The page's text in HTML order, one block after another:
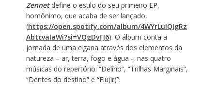
Zennet define o estilo do seu primeiro EP,
homônimo, que acaba de ser lançado,
(https://open.spotify.com/album/4WYrLuIQIgRz
AbtcvaIaWi?si=VOgDvFJ6). O álbum conta a
jornada de uma cigana através dos elementos da
natureza – ar, terra, fogo e água -, nas quatro
músicas do repertório: “Delírio”, “Trilhas Marginais”,
“Dentes do destino” e “Flu(ir)”.